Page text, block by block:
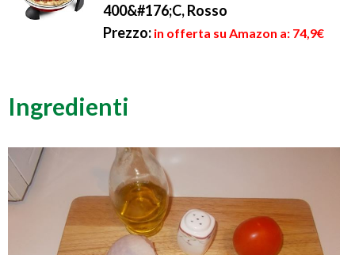
400&#176;C, Rosso
Prezzo: in offerta su Amazon a: 74,9€
Ingredienti